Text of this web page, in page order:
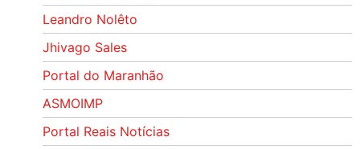
Leandro Nolêto
Jhivago Sales
Portal do Maranhão
ASMOIMP
Portal Reais Notí­cias